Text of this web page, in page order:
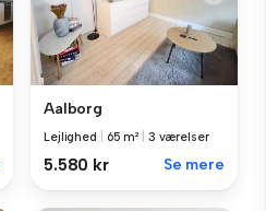
Aalborg
Lejlighed 65 m² 3 værelser
5.580 kr Se mere